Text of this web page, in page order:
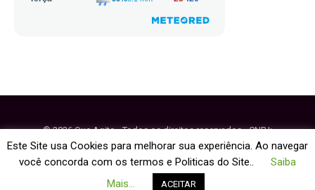
© 2026 Que Agito - Todos os direitos reservados - CNPJ:
64.884.270/0001-95
Política de Cookies
Este Site usa Cookies para melhorar sua experiência. Ao navegar
você concorda com os termos e Politicas do Site..
Saiba
Mais...
ACEITAR